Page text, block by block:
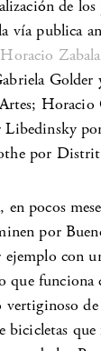
de
vía publica
Horacio Zabala
Golder
Libedinsky
por
en pocos
por
ejemplo con
que
bicicletas